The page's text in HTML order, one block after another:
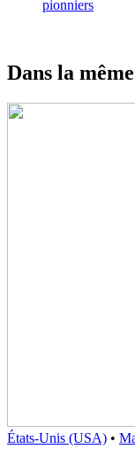
pionniers
Dans la
États-Unis (USA) •